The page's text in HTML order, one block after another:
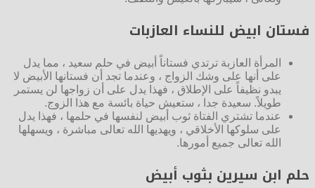
فستان ابيض للنساء العازبات
المرأة العازبة ترتدي فستاناً أبيض في حلم سعيد ، مما يدل
على أنها على وشك الزواج ، وعندما تجد أن فستانها الأبيض لا
يبدو نظيفاً على الإطلاق ، فهذا يدل على أن زواجها لن يستمر
طويلاً. سعيدة جدا ، ستعيش حياة بائسة مع هذا الزوج.
عندما تشتري الفتاة ثوب أبيض لنفسها في حلمها ، فهذا يدل
على سلوكها الأخلاقي ، ويهديها الله تعالى مباشرة ، ويسهلها
الله تعالى جميع أمورها.
حلم ابن سيرين بثوب أبيض